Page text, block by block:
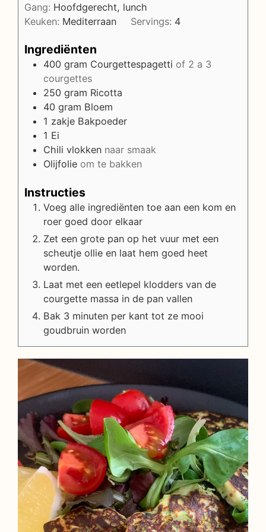
Gang: Hoofdgerecht, lunch
Keuken: Mediterraan Servings: 4
Ingrediënten
400 gram Courgettespagetti of 2 a 3
courgettes
250 gram Ricotta
40 gram Bloem
1 zakje Bakpoeder
1 Ei
Chili vlokken naar smaak
Olijfolie om te bakken
Instructies
Voeg alle ingrediënten toe aan een kom en
roer goed door elkaar
Zet een grote pan op het vuur met een
scheutje ollie en laat hem goed heet
worden.
Laat met een eetlepel klodders van de
courgette massa in de pan vallen
Bak 3 minuten per kant tot ze mooi
goudbruin worden